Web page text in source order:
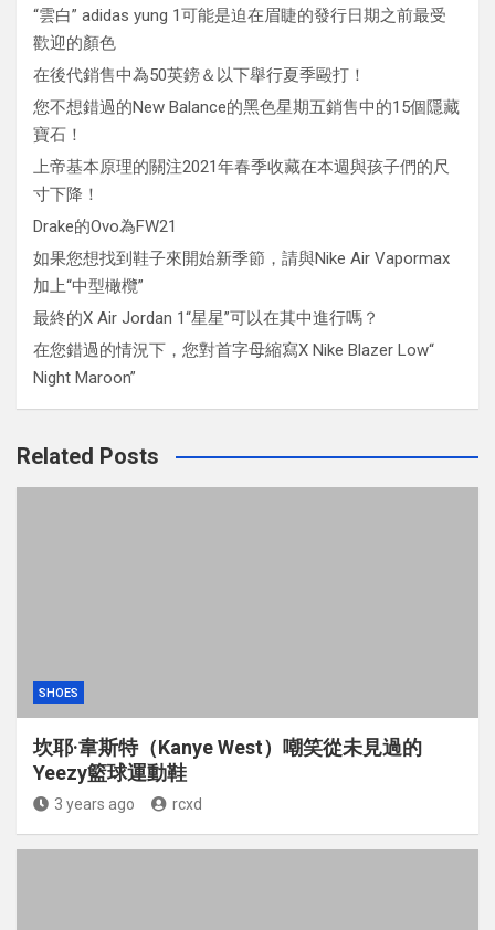
“雲白” adidas yung 1可能是迫在眉睫的發行日期之前最受
歡迎的顏色
在後代銷售中為50英鎊＆以下舉行夏季毆打！
您不想錯過的New Balance的黑色星期五銷售中的15個隱藏
寶石！
上帝基本原理的關注2021年春季收藏在本週與孩子們的尺
寸下降！
Drake的Ovo為FW21
如果您想找到鞋子來開始新季節，請與Nike Air Vapormax
加上“中型橄欖”
最終的X Air Jordan 1“星星”可以在其中進行嗎？
在您錯過的情況下，您對首字母縮寫X Nike Blazer Low“
Night Maroon”
Related Posts
SHOES
坎耶·韋斯特（Kanye West）嘲笑從未見過的
Yeezy籃球運動鞋
3 years ago rcxd